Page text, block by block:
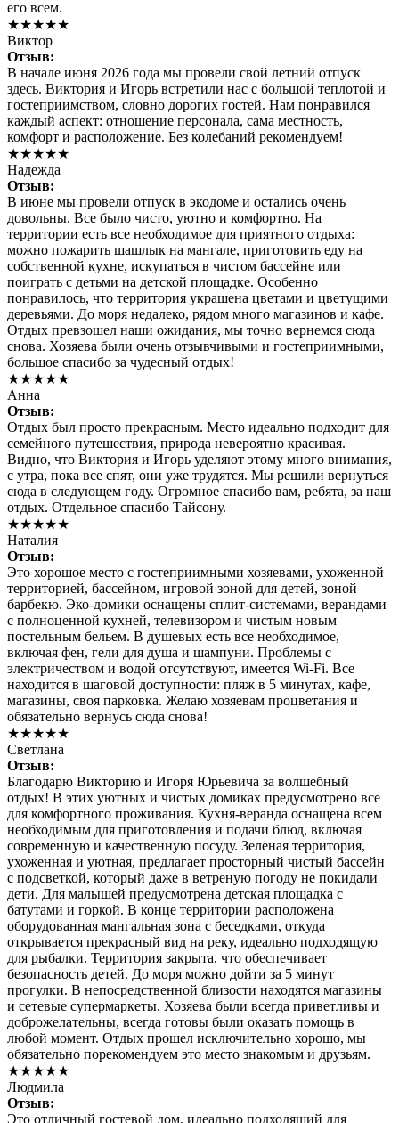
его всем.
★★★★★
Виктор
Отзыв:
В начале июня 2026 года мы провели свой летний отпуск
здесь. Виктория и Игорь встретили нас с большой теплотой и
гостеприимством, словно дорогих гостей. Нам понравился
каждый аспект: отношение персонала, сама местность,
комфорт и расположение. Без колебаний рекомендуем!
★★★★★
Надежда
Отзыв:
В июне мы провели отпуск в экодоме и остались очень
довольны. Все было чисто, уютно и комфортно. На
территории есть все необходимое для приятного отдыха:
можно пожарить шашлык на мангале, приготовить еду на
собственной кухне, искупаться в чистом бассейне или
поиграть с детьми на детской площадке. Особенно
понравилось, что территория украшена цветами и цветущими
деревьями. До моря недалеко, рядом много магазинов и кафе.
Отдых превзошел наши ожидания, мы точно вернемся сюда
снова. Хозяева были очень отзывчивыми и гостеприимными,
большое спасибо за чудесный отдых!
★★★★★
Анна
Отзыв:
Отдых был просто прекрасным. Место идеально подходит для
семейного путешествия, природа невероятно красивая.
Видно, что Виктория и Игорь уделяют этому много внимания,
с утра, пока все спят, они уже трудятся. Мы решили вернуться
сюда в следующем году. Огромное спасибо вам, ребята, за наш
отдых. Отдельное спасибо Тайсону.
★★★★★
Наталия
Отзыв:
Это хорошое место с гостеприимными хозяевами, ухоженной
территорией, бассейном, игровой зоной для детей, зоной
барбекю. Эко-домики оснащены сплит-системами, верандами
с полноценной кухней, телевизором и чистым новым
постельным бельем. В душевых есть все необходимое,
включая фен, гели для душа и шампуни. Проблемы с
электричеством и водой отсутствуют, имеется Wi-Fi. Все
находится в шаговой доступности: пляж в 5 минутах, кафе,
магазины, своя парковка. Желаю хозяевам процветания и
обязательно вернусь сюда снова!
★★★★★
Светлана
Отзыв:
Благодарю Викторию и Игоря Юрьевича за волшебный
отдых! В этих уютных и чистых домиках предусмотрено все
для комфортного проживания. Кухня-веранда оснащена всем
необходимым для приготовления и подачи блюд, включая
современную и качественную посуду. Зеленая территория,
ухоженная и уютная, предлагает просторный чистый бассейн
с подсветкой, который даже в ветреную погоду не покидали
дети. Для малышей предусмотрена детская площадка с
батутами и горкой. В конце территории расположена
оборудованная мангальная зона с беседками, откуда
открывается прекрасный вид на реку, идеально подходящую
для рыбалки. Территория закрыта, что обеспечивает
безопасность детей. До моря можно дойти за 5 минут
прогулки. В непосредственной близости находятся магазины
и сетевые супермаркеты. Хозяева были всегда приветливы и
доброжелательны, всегда готовы были оказать помощь в
любой момент. Отдых прошел исключительно хорошо, мы
обязательно порекомендуем это место знакомым и друзьям.
★★★★★
Людмила
Отзыв:
Это отличный гостевой дом, идеально подходящий для